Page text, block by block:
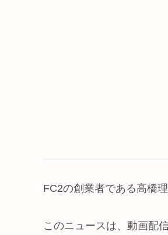
FC2の創業者である高橋
このニュースは、動画配